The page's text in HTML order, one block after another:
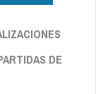
DE